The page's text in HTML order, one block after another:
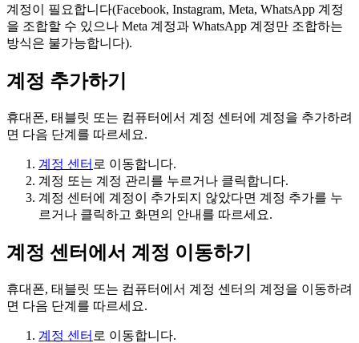
계정이 필요합니다(Facebook, Instagram, Meta, WhatsApp 계정
을 조합할 수 있으나 Meta 계정과 WhatsApp 계정만 조합하는
방식은 불가능합니다).
계정 추가하기
휴대폰, 태블릿 또는 컴퓨터에서 계정 센터에 계정을 추가하려
면 다음 단계를 따르세요.
계정 센터 로 이동합니다.
계정 또는 계정 관리 를 누르거나 클릭합니다.
계정 센터에 계정이 추가되지 않았다면 계정 추가를 누
르거나 클릭하고 화면의 안내를 따르세요.
계정 센터에서 계정 이동하기
휴대폰, 태블릿 또는 컴퓨터에서 계정 센터의 계정을 이동하려
면 다음 단계를 따르세요.
계정 센터 로 이동합니다.